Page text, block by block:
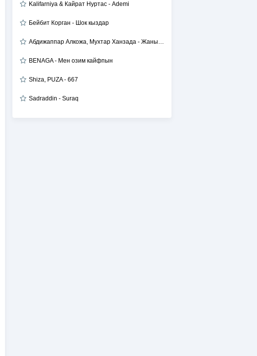
Kalifarniya & Кайрат Нуртас - Ademi
Бейбит Корган - Шок кыздар
Абдижаппар Алкожа, Мухтар Ханзада - Жаным сол
BENAGA - Мен озим кайфпын
Shiza, PUZA - 667
Sadraddin - Suraq